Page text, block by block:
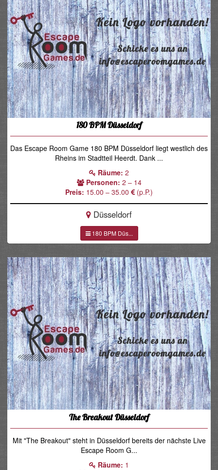
180 BPM Düsseldorf
Das Escape Room Game 180 BPM Düsseldorf liegt westlich des
Rheins im Stadtteil Heerdt. Dank ...
Räume: 2
Personen: 2 – 14
Preis: 15.00 – 35.00 (p.P.)
Düsseldorf
180 BPM Düs...
The Breakout Düsseldorf
Mit "The Breakout" steht in Düsseldorf bereits der nächste Live
Escape Room G...
Räume: 1